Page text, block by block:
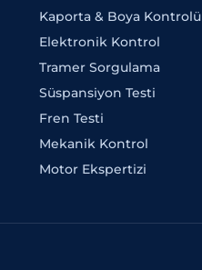
Kaporta & Boya Kontrolü
Elektronik Kontrol
Tramer Sorgulama
Süspansiyon Testi
Fren Testi
Mekanik Kontrol
Motor Ekspertizi